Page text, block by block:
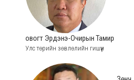
овогт Эрдэнэ-Очирын Тамир
Улс төрийн зөвлөлийн гишүүн